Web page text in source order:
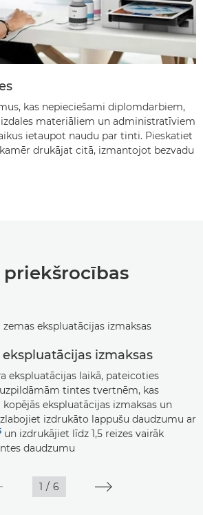
kas nepieciešami diplomdarbiem,
materiāliem un administratīviem
ietaupot naudu par tinti. Pieskatiet
drukājat citā, izmantojot bezvadu
priekšrocības
izmaksas
ekspluatācijas laikā, pateicoties
tintes tvertnēm, kas
ekspluatācijas izmaksas un
izdrukāto lappušu daudzumu ar
un izdrukājiet līdz 1,5 reizes vairāk
daudzumu
1 / 6